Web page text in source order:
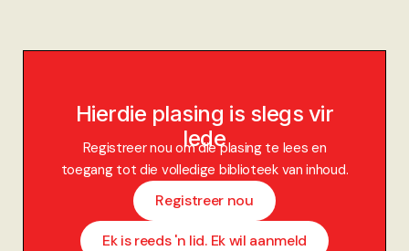
Hierdie plasing is slegs vir
lede
Registreer nou om die plasing te lees en
toegang tot die volledige biblioteek van inhoud.
Registreer nou
Ek is reeds 'n lid. Ek wil aanmeld